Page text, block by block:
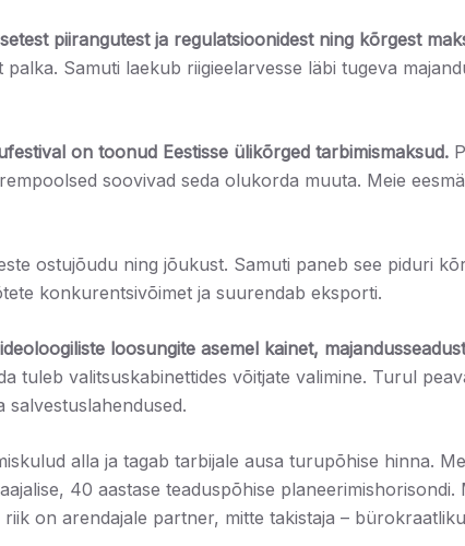
piirangutest ja regulatsioonidest ning kõrgest
Samuti laekub riigieelarvesse läbi tugeva
on toonud Eestisse ülikõrged tarbimismaksud.
soovivad seda olukorda muuta. Meie
ostujõudu ning jõukust. Samuti paneb see piduri
konkurentsivõimet ja suurendab eksporti.
loosungite asemel kainet,
tuleb valitsuskabinettides võitjate valimine. Turul
salvestuslahendused.
alla ja tagab tarbijale ausa turupõhise hinna.
40 aastase teaduspõhise
riik on arendajale partner, mitte takistaja –